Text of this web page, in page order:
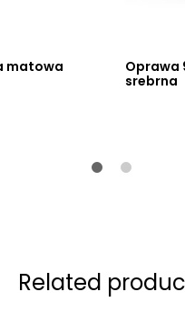
matowa
Oprawa
srebrna
Related